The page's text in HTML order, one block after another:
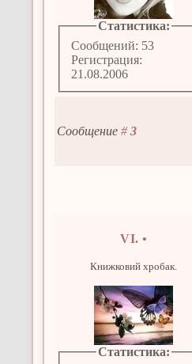
Статистика:
Сообщений: 53
Регистрация:
21.08.2006
Сообщение#3
VI. •
Книжковий хробак.
Статистика: